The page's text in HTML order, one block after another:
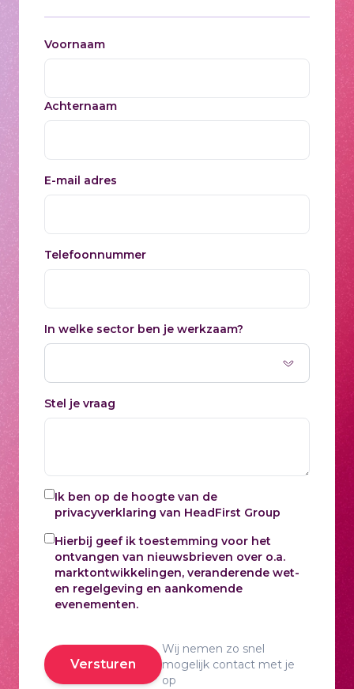
Voornaam
Achternaam
E-mail adres
Telefoonnummer
In welke sector ben je werkzaam?
Stel je vraag
Ik ben op de hoogte van de
privacyverklaring van HeadFirst Group
Hierbij geef ik toestemming voor het
ontvangen van nieuwsbrieven over o.a.
marktontwikkelingen, veranderende wet-
en regelgeving en aankomende
evenementen.
Versturen
Wij nemen zo snel
mogelijk contact met je
op